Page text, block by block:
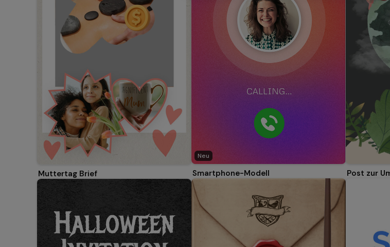
Muttertag Brief
Neu
Smartphone-Modell Post zur